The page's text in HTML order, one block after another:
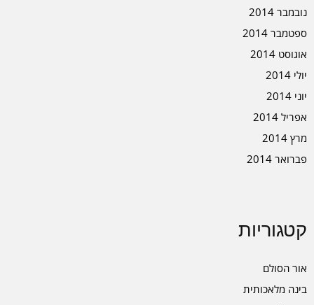
נובמבר 2014
ספטמבר 2014
אוגוסט 2014
יולי 2014
יוני 2014
אפריל 2014
מרץ 2014
פברואר 2014
קטגוריות
אור הסולם
בינה מלאכותית